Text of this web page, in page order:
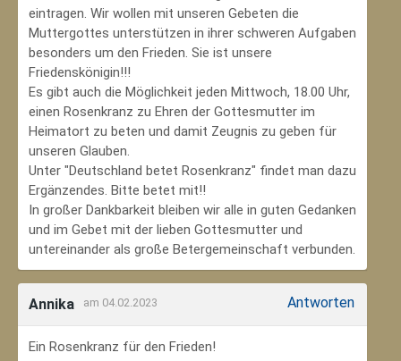
eintragen. Wir wollen mit unseren Gebeten die
Muttergottes unterstützen in ihrer schweren Aufgaben
besonders um den Frieden. Sie ist unsere
Friedenskönigin!!!
Es gibt auch die Möglichkeit jeden Mittwoch, 18.00 Uhr,
einen Rosenkranz zu Ehren der Gottesmutter im
Heimatort zu beten und damit Zeugnis zu geben für
unseren Glauben.
Unter "Deutschland betet Rosenkranz" findet man dazu
Ergänzendes. Bitte betet mit!!
In großer Dankbarkeit bleiben wir alle in guten Gedanken
und im Gebet mit der lieben Gottesmutter und
untereinander als große Betergemeinschaft verbunden.
Annika am 04.02.2023 Antworten
Ein Rosenkranz für den Frieden!